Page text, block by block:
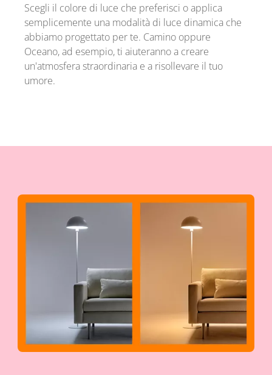
Scegli il colore di luce che preferisci o applica
semplicemente una modalità di luce dinamica che
abbiamo progettato per te. Camino oppure
Oceano, ad esempio, ti aiuteranno a creare
un'atmosfera straordinaria e a risollevare il tuo
umore.